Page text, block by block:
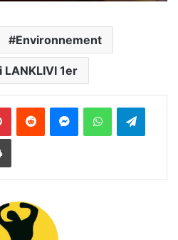
Environnement
LANKLIVI 1er
PinterestReddit MessengerWhatsAppTelegram
Imprimer